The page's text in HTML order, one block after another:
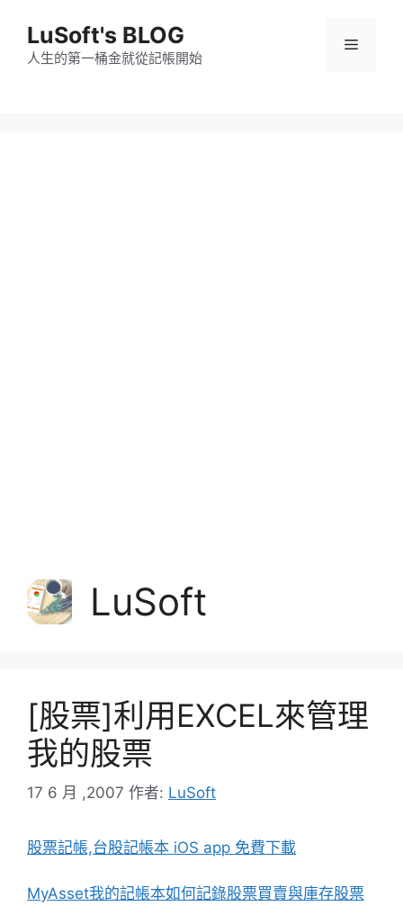
LuSoft's BLOG
人生的第一桶金就從記帳開始
選
LuSoft
[股票]利用EXCEL來管理
我的股票
17 6 月 ,2007 作者: LuSoft
股票記帳,台股記帳本 iOS app 免費下載
MyAsset我的記帳本如何記錄股票買賣與庫存股票